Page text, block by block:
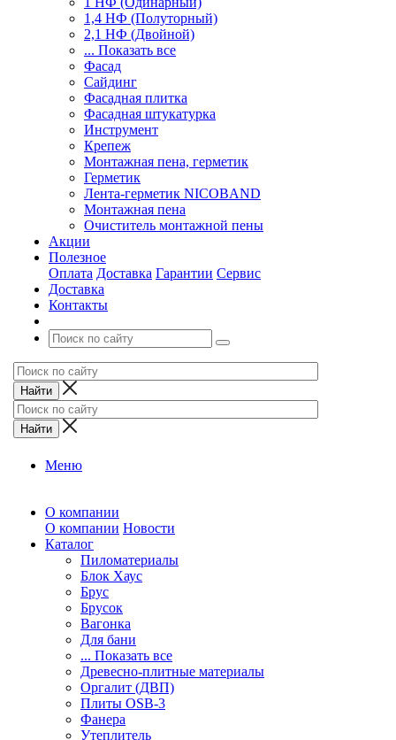
1,4 НФ (Полуторный)
2,1 НФ (Двойной)
... Показать все
Фасад
Сайдинг
Фасадная плитка
Фасадная штукатурка
Инструмент
Крепеж
Монтажная пена, герметик
Герметик
Лента-герметик NICOBAND
Монтажная пена
Очиститель монтажной пены
Акции
Полезное
Оплата Доставка Гарантии Сервис
Доставка
Контакты
Меню
О компании
О компании Новости
Каталог
Пиломатериалы
Блок Хаус
Брус
Брусок
Вагонка
Для бани
... Показать все
Древесно-плитные материалы
Оргалит (ДВП)
Плиты OSB-3
Фанера
Утеплитель